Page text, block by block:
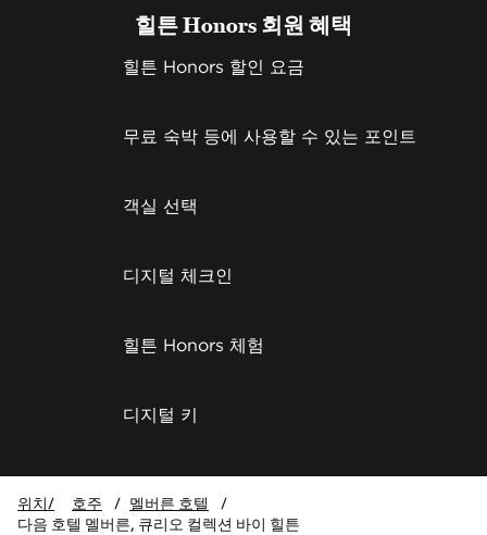
힐튼 Honors 회원 혜택
힐튼 Honors 할인 요금
무료 숙박 등에 사용할 수 있는 포인트
객실 선택
디지털 체크인
힐튼 Honors 체험
디지털 키
위치/ 호주 / 멜버른 호텔
/
다음 호텔 멜버른, 큐리오 컬렉션 바이 힐튼